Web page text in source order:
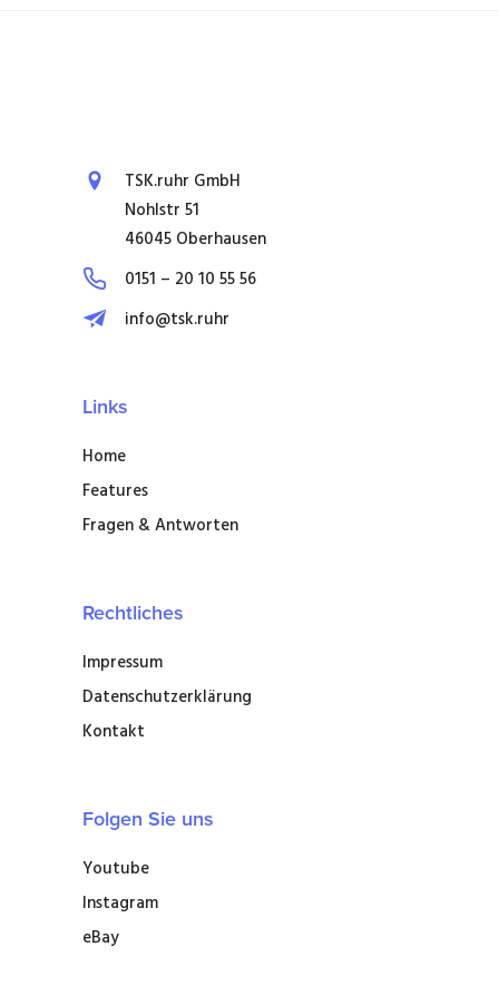
TSK.ruhr GmbH
Nohlstr 51
46045 Oberhausen
0151 – 20 10 55 56
info@tsk.ruhr
Links
Home
Features
Fragen & Antworten
Rechtliches
Impressum
Datenschutzerklärung
Kontakt
Folgen Sie uns
Youtube
Instagram
eBay